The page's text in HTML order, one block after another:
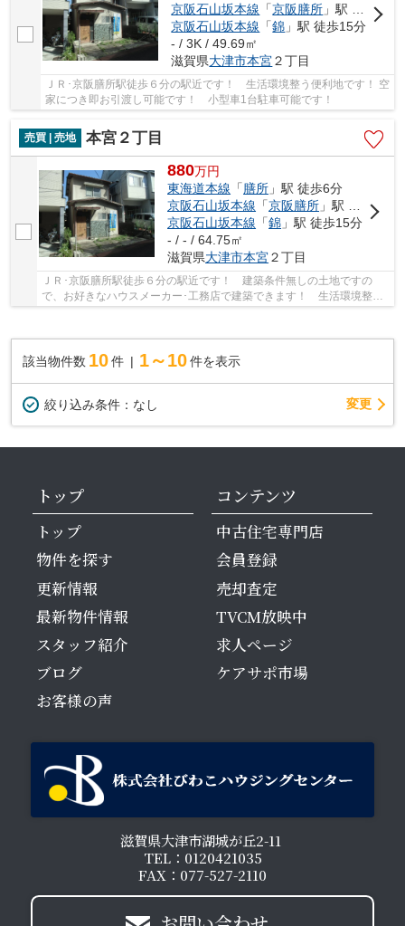
京阪石山坂本線 「京阪膳所 」駅 徒歩6分
京阪石山坂本線 「錦 」駅 徒歩15分
- / 3K / 49.69㎡
滋賀県大津市本宮２丁目
ＪＲ･京阪膳所駅徒歩６分の駅近です！ 生活環境整う便利地です！ 空
家につき即お引渡し可能です！ 小型車1台駐車可能です！
売買 | 売地 本宮２丁目
880万円
東海道本線 「膳所 」駅 徒歩6分
京阪石山坂本線 「京阪膳所 」駅 徒歩6分
京阪石山坂本線 「錦 」駅 徒歩15分
- / - / 64.75㎡
滋賀県大津市本宮２丁目
ＪＲ･京阪膳所駅徒歩６分の駅近です！ 建築条件無しの土地ですの
で、お好きなハウスメーカー･工務店で建築できます！ 生活環境整う
該当物件数 10件 1～10 件を表示
絞り込み条件： なし 変更
トップ
トップ
物件を探す
更新情報
最新物件情報
スタッフ紹介
ブログ
お客様の声
コンテンツ
中古住宅専門店
会員登録
売却査定
TVCM放映中
求人ページ
ケアサポ市場
滋賀県大津市湖城が丘2-11
TEL：0120421035
FAX：077-527-2110